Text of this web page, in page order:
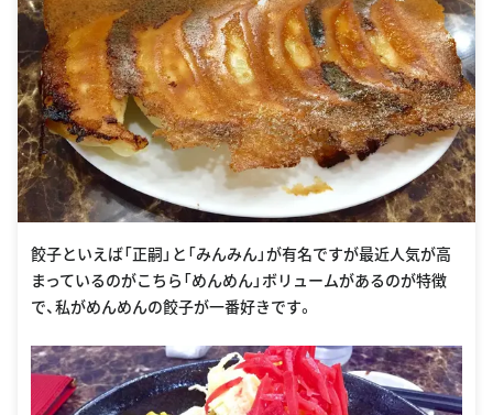
餃子といえば「正嗣」と「みんみん」が有名ですが最近人気が高
まっているのがこちら「めんめん」ボリュームがあるのが特徴
で、私がめんめんの餃子が一番好きです。